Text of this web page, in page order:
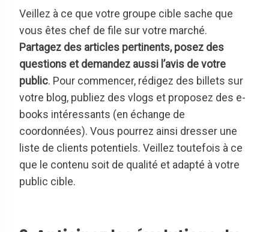
Veillez à ce que votre groupe cible sache que
vous êtes chef de file sur votre marché.
Partagez des articles pertinents, posez des
questions et demandez aussi l’avis de votre
public. Pour commencer, rédigez des billets sur
votre blog, publiez des vlogs et proposez des e-
books intéressants (en échange de
coordonnées). Vous pourrez ainsi dresser une
liste de clients potentiels. Veillez toutefois à ce
que le contenu soit de qualité et adapté à votre
public cible.